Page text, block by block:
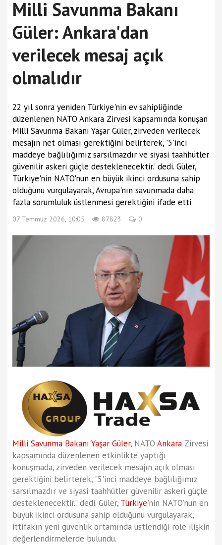
Milli Savunma Bakanı
Güler: Ankara'dan
verilecek mesaj açık
olmalıdır
22 yıl sonra yeniden Türkiye'nin ev sahipliğinde
düzenlenen NATO Ankara Zirvesi kapsamında konuşan
Milli Savunma Bakanı Yaşar Güler, zirveden verilecek
mesajın net olması gerektiğini belirterek, '5'inci
maddeye bağlılığımız sarsılmazdır ve siyasi taahhütler
güvenilir askeri güçle desteklenecektir.' dedi. Güler,
Türkiye'nin NATO'nun en büyük ikinci ordusuna sahip
olduğunu vurgulayarak, Avrupa'nın savunmada daha
fazla sorumluluk üstlenmesi gerektiğini ifade etti.
07 Temmuz 2026, 10:05 87823 0
Milli Savunma Bakanı Yaşar Güler, NATO Ankara Zirvesi
kapsamında düzenlenen etkinlikte yaptığı
konuşmada, zirveden verilecek mesajın açık olması
gerektiğini belirterek, "5'inci maddeye bağlılığımız
sarsılmazdır ve siyasi taahhütler güvenilir askeri güçle
desteklenecektir." dedi. Güler, Türkiye'nin NATO'nun en
büyük ikinci ordusuna sahip olduğunu vurgulayarak,
ittifakın yeni güvenlik ortamında üstlendiği role ilişkin
değerlendirmelerde bulundu.